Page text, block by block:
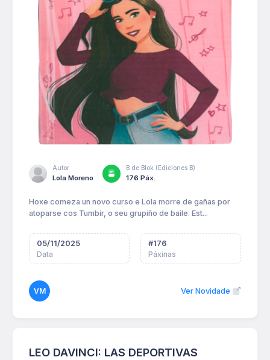
Autor
Lola Moreno
B de Blok (Ediciones B)
176 Páx.
Hoxe comeza un novo curso e Lola morre de gañas por
atoparse cos Tumbir, o seu grupiño de baile. Est...
05/11/2025
Data
#176
Páxinas
VM Ver Novidade
LEO DAVINCI: LAS DEPORTIVAS